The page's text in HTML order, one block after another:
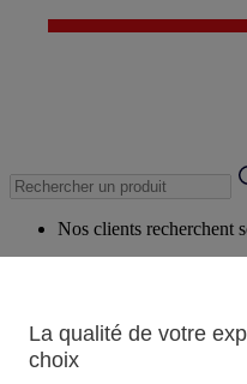
✨ LAST
Nos clients recherchent
Produits suggérés
Voir tous les produits
La qualité de votre
choix